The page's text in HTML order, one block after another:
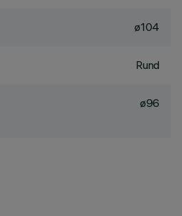
ø104
Rund
ø96